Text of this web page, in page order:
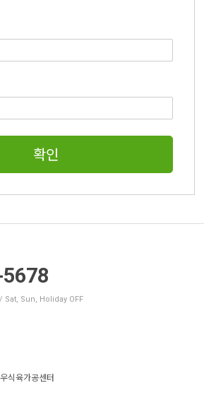
확인
Sun, Holiday OFF
식육가공센터